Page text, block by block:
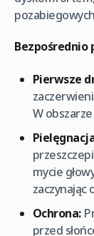
Bezpośrednio
Pierwsze
W
mycie
zaczynając
Ochrona:
przed